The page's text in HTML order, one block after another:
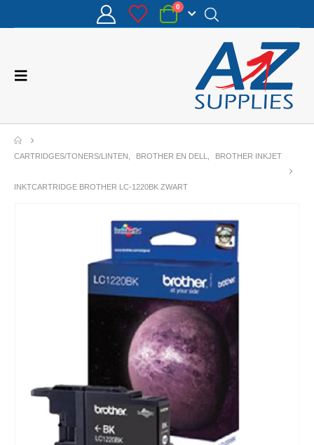
0
CARTRIDGES/TONERS/LINTEN BROTHER EN DELL BROTHER INKJET
INKTCARTRIDGE BROTHER LC-1220BK ZWART